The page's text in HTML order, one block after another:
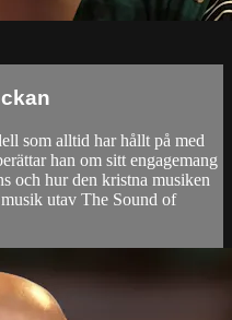
som alltid har hållt på med
han om sitt engagemang
och hur den kristna musiken
utav The Sound of